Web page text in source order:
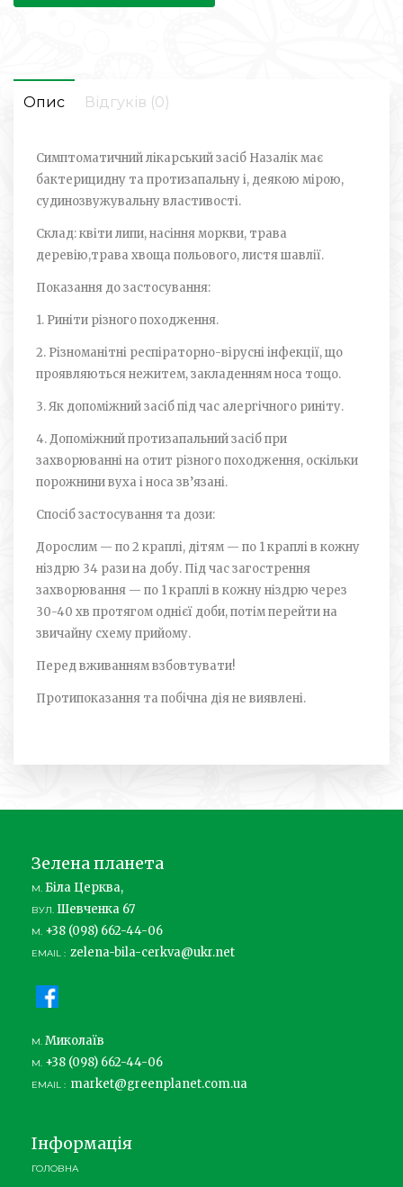
Опис Відгуків (0)
Симптоматичний лікарський засіб Назалік має
бактерицидну та протизапальну і, деякою мірою,
судинозвужувальну властивості.
Склад: квіти липи, насіння моркви, трава
деревію,трава хвоща польового, листя шавлії.
Показання до застосування:
1. Риніти різного походження.
2. Різноманітні респіраторно-вірусні інфекції, що
проявляються нежитем, закладенням носа тощо.
3. Як допоміжний засіб під час алергічного риніту.
4. Допоміжний протизапальний засіб при
захворюванні на отит різного походження, оскільки
порожнини вуха і носа зв’язані.
Спосіб застосування та дози:
Дорослим — по 2 краплі, дітям — по 1 краплі в кожну
ніздрю 3­4 рази на добу. Під час загострення
захворювання — по 1 краплі в кожну ніздрю через
30-40 хв протягом однієї доби, потім пере­йти на
звичайну схему прийому.
Перед вживанням взбовтувати!
Протипоказання та побічна дія не виявлені.
Зелена планета
М. Біла Церква,
ВУЛ. Шевченка 67
М. +38 (098) 662-44-06
EMAIL : zelena-bila-cerkva@ukr.net
М. Миколаїв
М. +38 (098) 662-44-06
EMAIL : market@greenplanet.com.ua
Інформація
ГОЛОВНА